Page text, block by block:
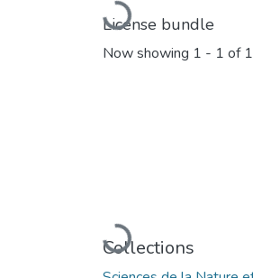
Loading...
License bundle
Now showing 1 - 1 of 1
Loading...
Collections